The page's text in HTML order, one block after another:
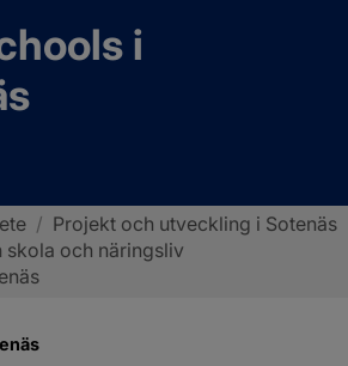
i
/ Projekt och utveckling i Sotenäs
skola och näringsliv